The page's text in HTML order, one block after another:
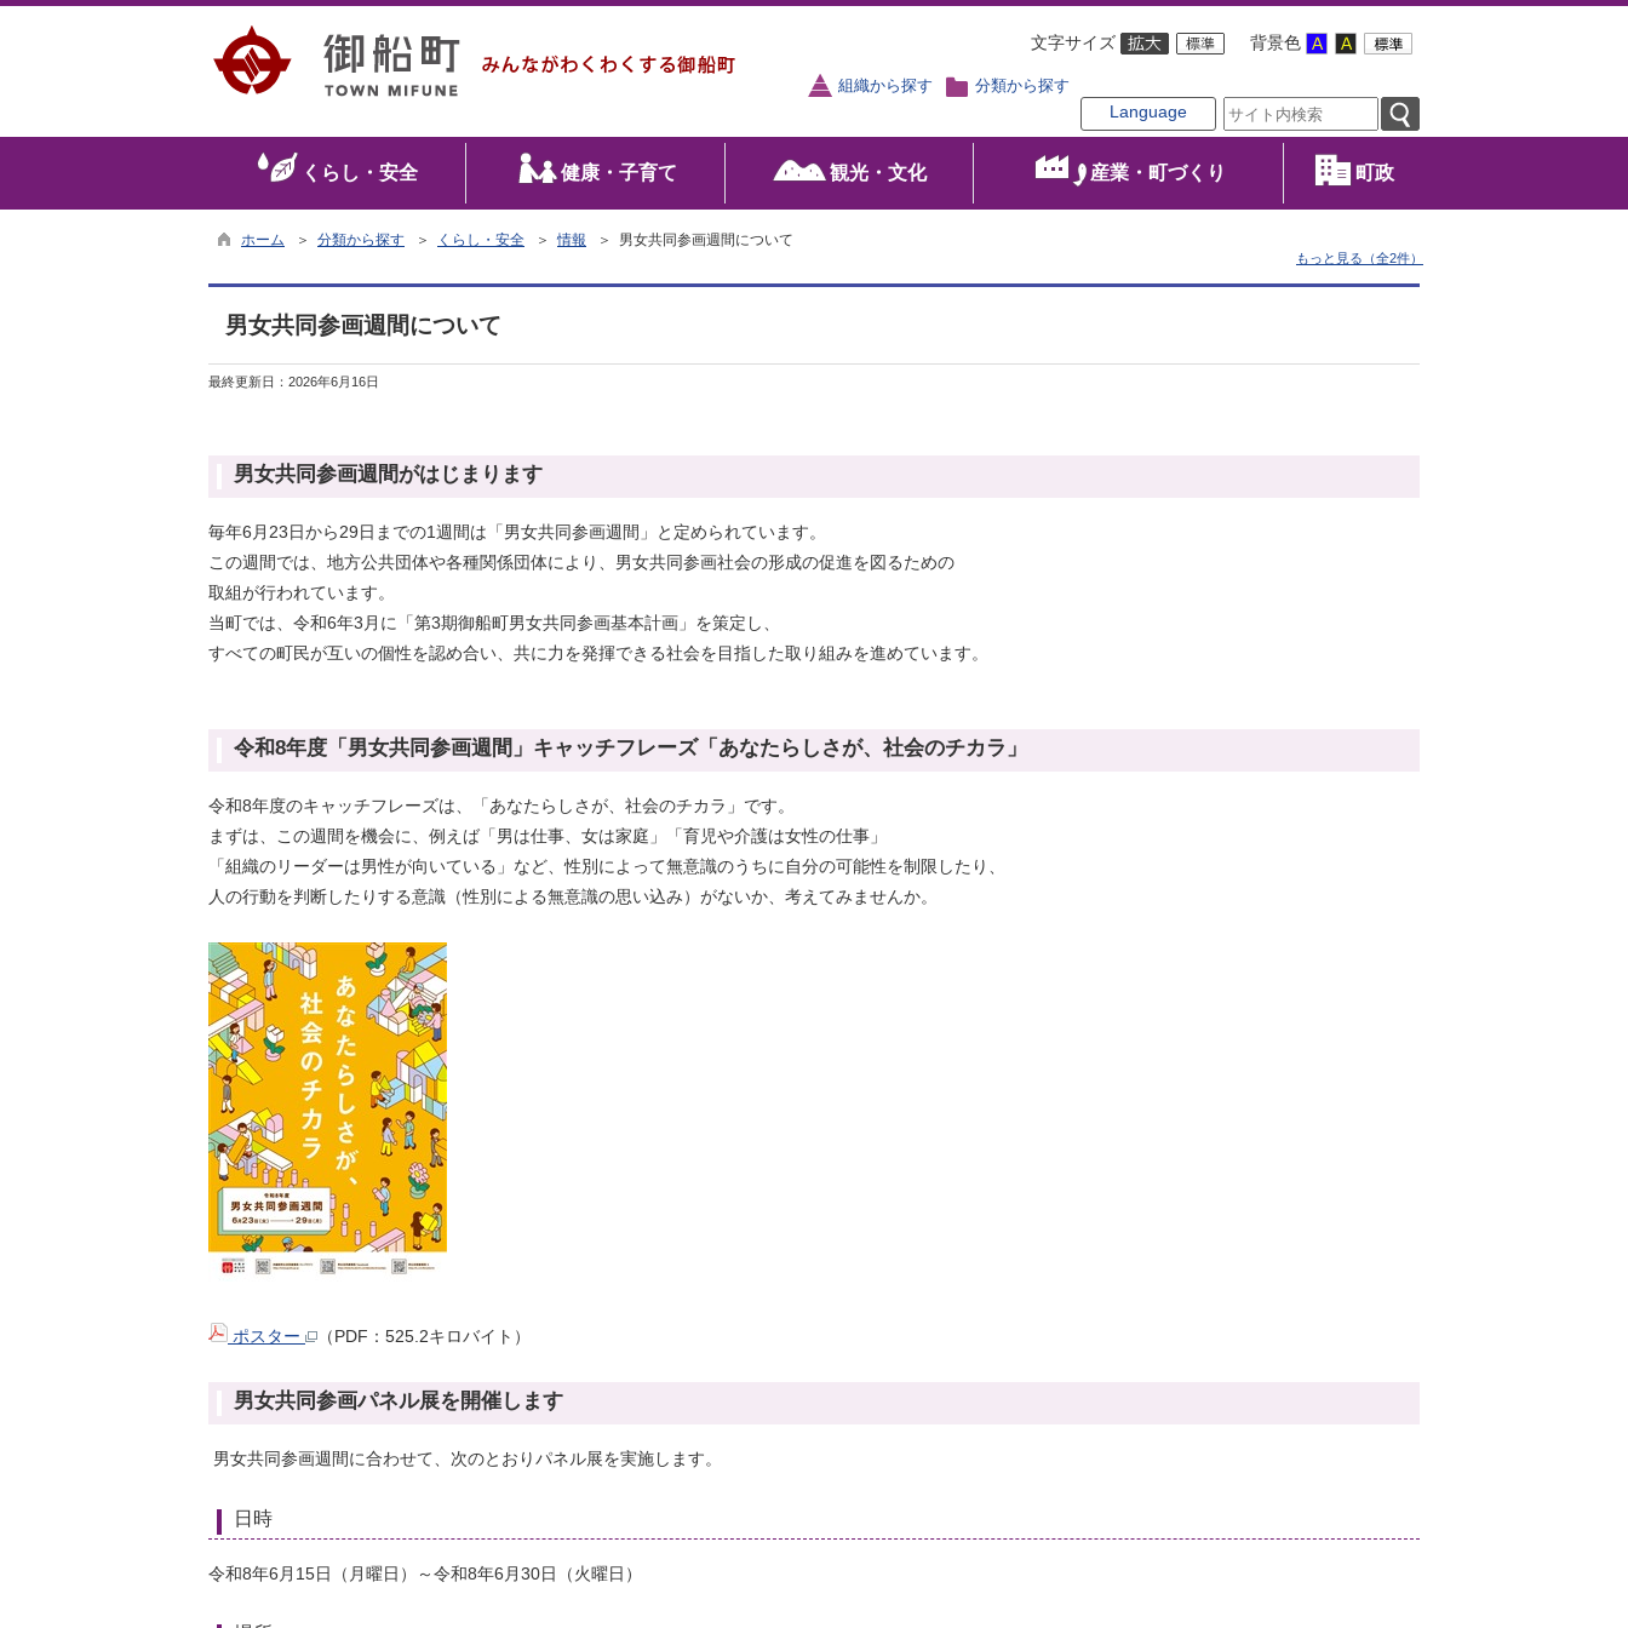
文字サイズ 背景色
組織から探す 分類から探す
Language
くらし・安全 健康・子育て 観光・文化 産業・町づくり 町政
ホーム ＞ 分類から探す ＞ くらし・安全 ＞情報 ＞ 男女共同参画週間について
もっと見る（全2件）
男女共同参画週間について
最終更新日： 2026年6月16日
男女共同参画週間がはじまります
毎年6月23日から29日までの1週間は「男女共同参画週間」と定められています。
この週間では、地方公共団体や各種関係団体により、男女共同参画社会の形成の促進を図るための
取組が行われています。
当町では、令和6年3月に「第3期御船町男女共同参画基本計画」を策定し、
すべての町民が互いの個性を認め合い、共に力を発揮できる社会を目指した取り組みを進めています。
令和8年度「男女共同参画週間」キャッチフレーズ「あなたらしさが、社会のチカラ」
令和8年度のキャッチフレーズは、「あなたらしさが、社会のチカラ」です。
まずは、この週間を機会に、例えば「男は仕事、女は家庭」「育児や介護は女性の仕事」
「組織のリーダーは男性が向いている」など、性別によって無意識のうちに自分の可能性を制限したり、
人の行動を判断したりする意識（性別による無意識の思い込み）がないか、考えてみませんか。
ポスター （PDF：525.2キロバイト）
男女共同参画パネル展を開催します
男女共同参画週間に合わせて、次のとおりパネル展を実施します。
日時
令和8年6月15日（月曜日）～令和8年6月30日（火曜日）